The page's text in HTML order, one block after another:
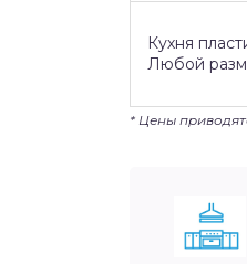
Кухня
Любой
* Цены